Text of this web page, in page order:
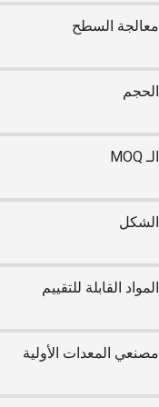
معالجة السطح
الحجم
الـ MOQ
الشكل
المواد القابلة للتقييم
مصنعي المعدات الأولية